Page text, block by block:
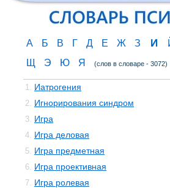
А Б В Г Д Е Ж З И
Щ
Э Ю Я (слов в словаре - 3072)
1. Иатрогения
2. Игнорирования синдром
3. Игра
4. Игра деловая
5. Игра предметная
6. Игра проективная
7. Игра ролевая